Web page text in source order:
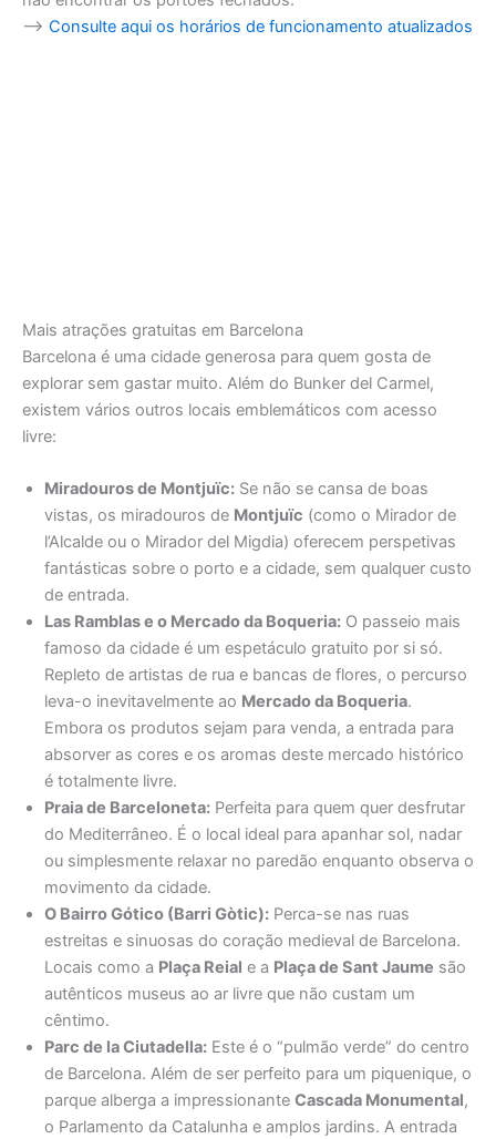
–> Consulte aqui os horários de funcionamento atualizados
Mais atrações gratuitas em Barcelona
Barcelona é uma cidade generosa para quem gosta de
explorar sem gastar muito. Além do Bunker del Carmel,
existem vários outros locais emblemáticos com acesso
livre:
Miradouros de Montjuïc: Se não se cansa de boas
vistas, os miradouros de Montjuïc (como o Mirador de
l’Alcalde ou o Mirador del Migdia) oferecem perspetivas
fantásticas sobre o porto e a cidade, sem qualquer custo
de entrada.
Las Ramblas e o Mercado da Boqueria: O passeio mais
famoso da cidade é um espetáculo gratuito por si só.
Repleto de artistas de rua e bancas de flores, o percurso
leva-o inevitavelmente ao Mercado da Boqueria.
Embora os produtos sejam para venda, a entrada para
absorver as cores e os aromas deste mercado histórico
é totalmente livre.
Praia de Barceloneta: Perfeita para quem quer desfrutar
do Mediterrâneo. É o local ideal para apanhar sol, nadar
ou simplesmente relaxar no paredão enquanto observa o
movimento da cidade.
O Bairro Gótico (Barri Gòtic): Perca-se nas ruas
estreitas e sinuosas do coração medieval de Barcelona.
Locais como a Plaça Reial e a Plaça de Sant Jaume são
autênticos museus ao ar livre que não custam um
cêntimo.
Parc de la Ciutadella: Este é o “pulmão verde” do centro
de Barcelona. Além de ser perfeito para um piquenique, o
parque alberga a impressionante Cascada Monumental,
o Parlamento da Catalunha e amplos jardins. A entrada